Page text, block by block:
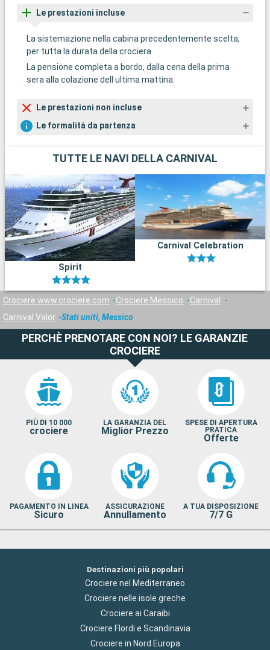
Le prestazioni incluse
La sistemazione nella cabina precedentemente scelta,
per tutta la durata della crociera
La pensione completa a bordo, dalla cena della prima
sera alla colazione dell ultima mattina.
Le prestazioni non incluse
Le formalità da partenza
TUTTE LE NAVI DELLA CARNIVAL
Spirit
Carnival Celebration
Crociere www.crociere.com Crociere Messico
Carnival
Carnival Valor
Stati uniti, Messico
PERCHÈ PRENOTARE CON NOI? LE GARANZIE
CROCIERE
PIÙ DI 10 000
crociere
LA GARANZIA DEL
Miglior Prezzo
SPESE DI APERTURA
PRATICA
Offerte
PAGAMENTO IN LINEA
Sicuro
ASSICURAZIONE
Annullamento
A TUA DISPOSIZIONE
7/7 G
Destinazioni più popolari
Crociere nel Mediterraneo
Crociere nelle isole greche
Crociere ai Caraibi
Crociere Flordi e Scandinavia
Crociere in Nord Europa